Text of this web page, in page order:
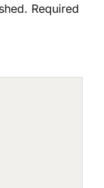
Required